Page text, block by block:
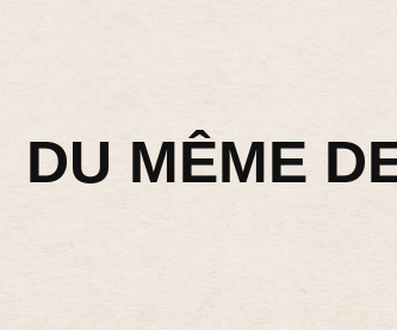
DU MÊME